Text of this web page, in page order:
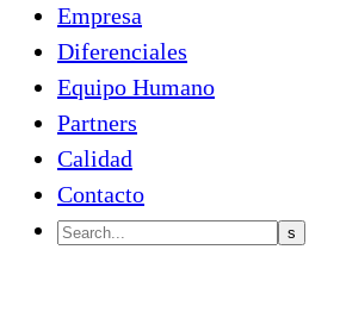
Empresa
Diferenciales
Equipo Humano
Partners
Calidad
Contacto